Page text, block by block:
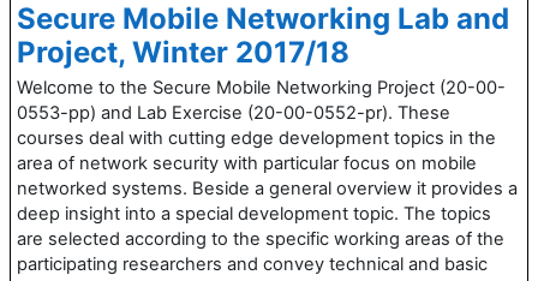
Secure Mobile Networking Lab and
Project, Winter 2017/18
Welcome to the Secure Mobile Networking Project (20-00-
0553-pp) and Lab Exercise (20-00-0552-pr). These
courses deal with cutting edge development topics in the
area of network security with particular focus on mobile
networked systems. Beside a general overview it provides a
deep insight into a special development topic. The topics
are selected according to the specific working areas of the
participating researchers and convey technical and basic